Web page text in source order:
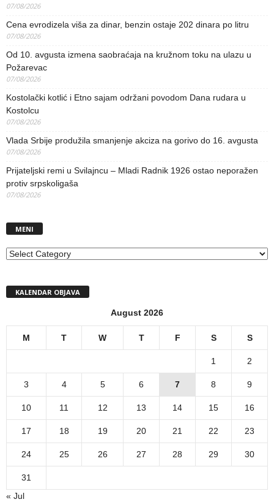
07/08/2026
Cena evrodizela viša za dinar, benzin ostaje 202 dinara po litru
07/08/2026
Od 10. avgusta izmena saobraćaja na kružnom toku na ulazu u
Požarevac
07/08/2026
Kostolački kotlić i Etno sajam održani povodom Dana rudara u
Kostolcu
07/08/2026
Vlada Srbije produžila smanjenje akciza na gorivo do 16. avgusta
07/08/2026
Prijateljski remi u Svilajncu – Mladi Radnik 1926 ostao neporažen
protiv srpskoligaša
07/08/2026
MENI
MENI
KALENDAR OBJAVA
August 2026
M T W T F S S
1 2
3 4 5 6 7 8 9
10 11 12 13 14 15 16
17 18 19 20 21 22 23
24 25 26 27 28 29 30
31
« Jul